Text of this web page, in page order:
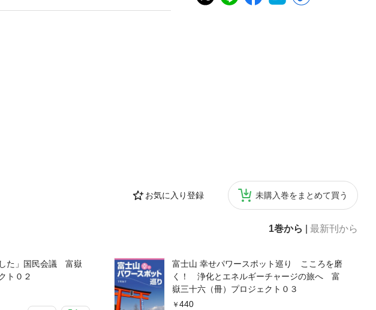
お気に入り登録 未購入巻をまとめて買う
1巻から 最新刊から
た」国民会議 富嶽
ト０２
富士山 幸せパワースポット巡り こころを磨
く！ 浄化とエネルギーチャージの旅へ 富
嶽三十六（冊）プロジェクト０３
440
、気持ちがいい所・富士山とは、生命の
浅間神社／冨士御室浅間神社／河口浅間
～パワースポットと人の気～・パワース